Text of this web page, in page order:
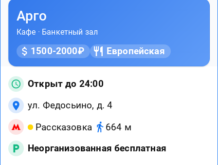
Арго
Кафе · Банкетный зал
1500-2000₽ Европейская
Открыт до 24:00
ул. Федосьино, д. 4
Рассказовка
664 м
Неорганизованная бесплатная